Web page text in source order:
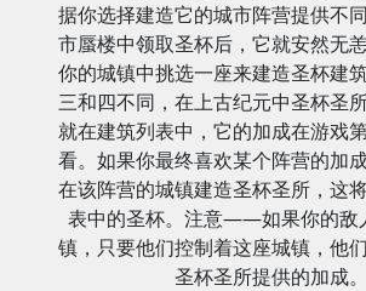
据你选择建造它的城市阵营提供不
市蜃楼中领取圣杯后，它就安然无
你的城镇中挑选一座来建造圣杯建
三和四不同，在上古纪元中圣杯圣
就在建筑列表中，它的加成在游戏
看。如果你最终喜欢某个阵营的加
在该阵营的城镇建造圣杯圣所，这
表中的圣杯。注意——如果你的敌
镇，只要他们控制着这座城镇，他
圣杯圣所提供的加成。